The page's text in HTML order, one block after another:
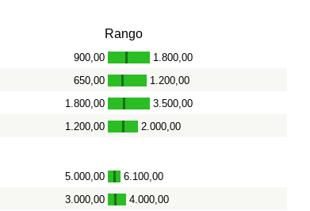
Rango
900,00 - 1.800,00
650,00 - 1.200,00
1.800,00 - 3.500,00
1.200,00 - 2.000,00
5.000,00 - 6.100,00
3.000,00 - 4.000,00